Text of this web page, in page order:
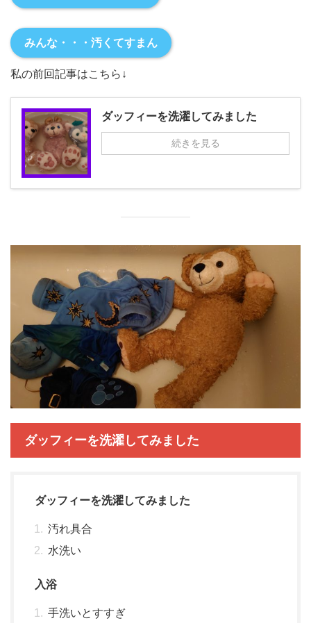
みんな・・・汚くてすまん
私の前回記事はこちら↓
ダッフィーを洗濯してみました
続きを見る
ダッフィーを洗濯してみました
ダッフィーを洗濯してみました
汚れ具合
水洗い
入浴
手洗いとすすぎ